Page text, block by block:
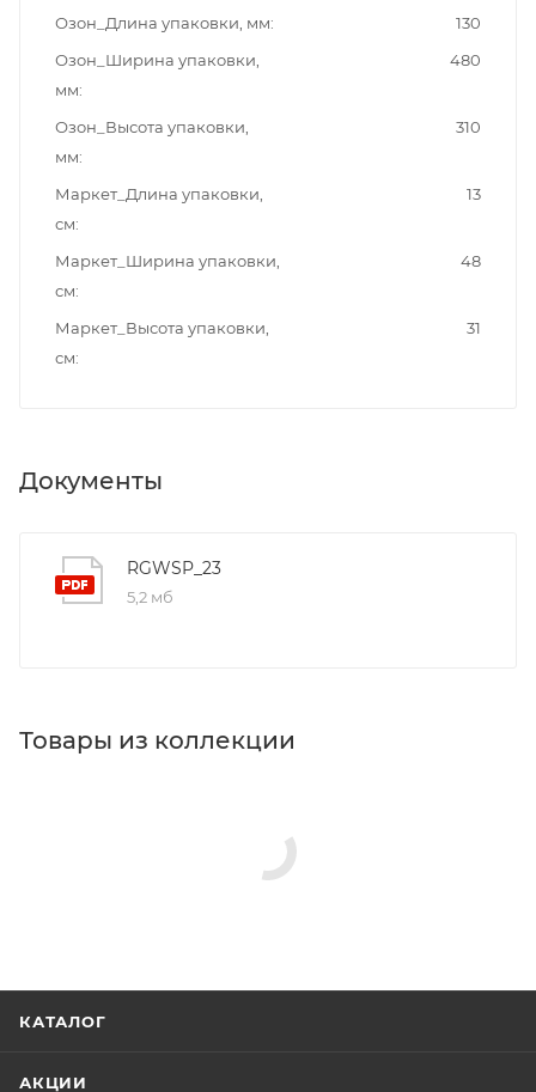
Озон_Длина упаковки, мм
130
Озон_Ширина упаковки,
мм
480
Озон_Высота упаковки,
мм
310
Маркет_Длина упаковки,
см
13
Маркет_Ширина упаковки,
см
48
Маркет_Высота упаковки,
см
31
Документы
RGWSP_23
5,2 мб
Товары из коллекции
Душевые панели
Душ, Товар, 00-011367670
Бренд
Код товара